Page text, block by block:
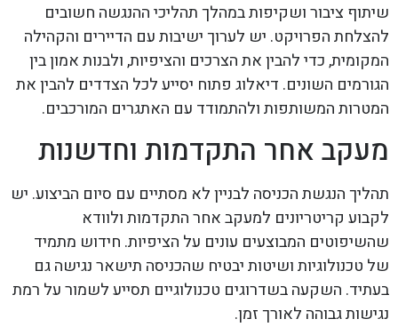
שיתוף ציבור ושקיפות במהלך תהליכי ההנגשה חשובים
להצלחת הפרויקט. יש לערוך ישיבות עם הדיירים והקהילה
המקומית, כדי להבין את הצרכים והציפיות, ולבנות אמון בין
הגורמים השונים. דיאלוג פתוח יסייע לכל הצדדים להבין את
המטרות המשותפות ולהתמודד עם האתגרים המורכבים.
מעקב אחר התקדמות וחדשנות
תהליך הנגשת הכניסה לבניין לא מסתיים עם סיום הביצוע. יש
לקבוע קריטריונים למעקב אחר התקדמות ולוודא
שהשיפוטים המבוצעים עונים על הציפיות. חידוש מתמיד
של טכנולוגיות ושיטות יבטיח שהכניסה תישאר נגישה גם
בעתיד. השקעה בשדרוגים טכנולוגיים תסייע לשמור על רמת
נגישות גבוהה לאורך זמן.